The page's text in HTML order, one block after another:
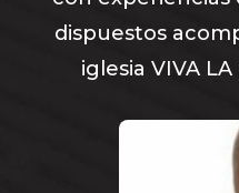
dispuestos
iglesia VIVA LA